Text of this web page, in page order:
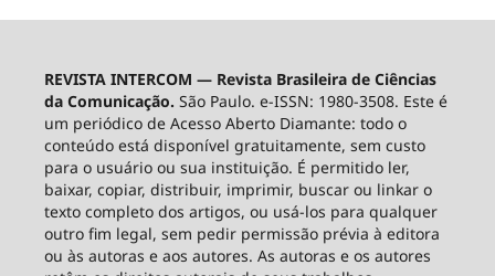
REVISTA INTERCOM — Revista Brasileira de Ciências
da Comunicação. São Paulo. e-ISSN: 1980-3508. Este é
um periódico de Acesso Aberto Diamante: todo o
conteúdo está disponível gratuitamente, sem custo
para o usuário ou sua instituição. É permitido ler,
baixar, copiar, distribuir, imprimir, buscar ou linkar o
texto completo dos artigos, ou usá-los para qualquer
outro fim legal, sem pedir permissão prévia à editora
ou às autoras e aos autores. As autoras e os autores